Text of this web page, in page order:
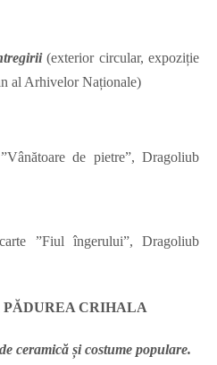
(exterior circular, expoziție
al Arhivelor Naționale)
de pietre”, Dragoliub
”Fiul îngerului”, Dragoliub
CRIHALA
ceramică și costume populare.